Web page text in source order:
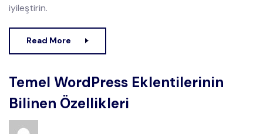
iyileştirin.
Read More
Temel WordPress Eklentilerinin
Bilinen Özellikleri